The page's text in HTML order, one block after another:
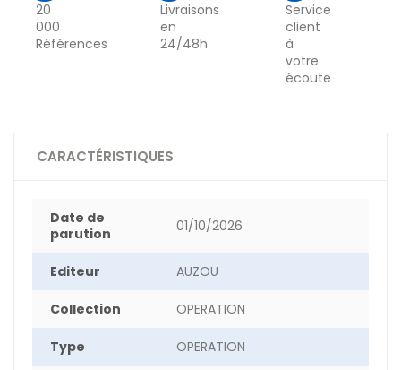
20
000
Références
Livraisons
en
24/48h
Service
client
à
votre
écoute
CARACTÉRISTIQUES
Date de
parution
01/10/2026
Editeur AUZOU
Collection OPERATION
Type OPERATION